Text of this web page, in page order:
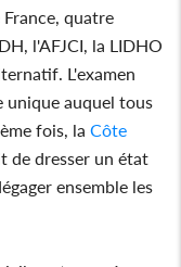
France, quatre
l'AFJCI, la LIDHO
L'examen
unique auquel tous
fois, laCôte
de dresser un état
ensemble les